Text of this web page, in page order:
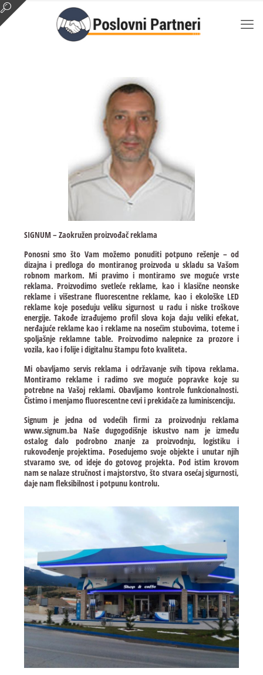
SIGNUM – Zaokružen proizvođač reklama
Ponosni smo što Vam možemo ponuditi potpuno rešenje – od
dizajna i predloga do montiranog proizvoda u skladu sa Vašom
robnom markom. Mi pravimo i montiramo sve moguće vrste
reklama. Proizvodimo svetleće reklame, kao i klasične neonske
reklame i višestrane fluorescentne reklame, kao i ekološke LED
reklame koje poseduju veliku sigurnost u radu i niske troškove
energije. Takođe izrađujemo profil slova koja daju veliki efekat,
nerđajuće reklame kao i reklame na nosećim stubovima, toteme i
spoljašnje reklamne table. Proizvodimo nalepnice za prozore i
vozila, kao i folije i digitalnu štampu foto kvaliteta.
Mi obavljamo servis reklama i održavanje svih tipova reklama.
Montiramo reklame i radimo sve moguće popravke koje su
potrebne na Vašoj reklami. Obavljamo kontrole funkcionalnosti.
Čistimo i menjamo fluorescentne cevi i prekidače za luminiscenciju.
Signum je jedna od vodećih firmi za proizvodnju reklama
www.signum.ba Naše dugogodišnje iskustvo nam je između
ostalog dalo podrobno znanje za proizvodnju, logistiku i
rukovođenje projektima. Posedujemo svoje objekte i unutar njih
stvaramo sve, od ideje do gotovog projekta. Pod istim krovom
nam se nalaze stručnost i majstorstvo, što stvara osećaj sigurnosti,
daje nam fleksibilnost i potpunu kontrolu.